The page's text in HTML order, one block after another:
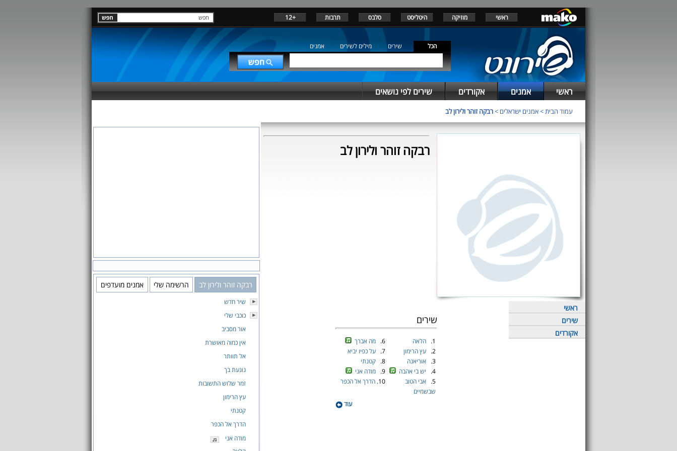
ראשי מוזיקה היטליסט סלבס תרבות +12
הכל שירים מילים לשירים אמנים
ראשי אמנים אקורדים שירים לפי נושאים
עמוד הבית>אמנים ישראלים >רבקה זוהר ולירון לב
רבקה זוהר ולירון לב
ראשי
שירים
אקורדים
שירים
1.
הלאה
2.
עץ הרימון
3.
אוריאנה
4.
יש בי אהבה
5.
אבי הטוב
שבשמיים
6.
מה אברך
7.
על כפיו יביא
8.
קטנתי
9.
מודה אני
10. הדרך אל הכפר
עוד
רבקה זוהר ולירון לב הרשימה שלי אמנים מועדפים
שיר חדש
כוכבי שלי
אור מסביב
אין כמוה מאושרת
אל תוותר
נוגעת בך
זמר שלוש התשובות
עץ הרימון
קטנתי
הדרך אל הכפר
מודה אני